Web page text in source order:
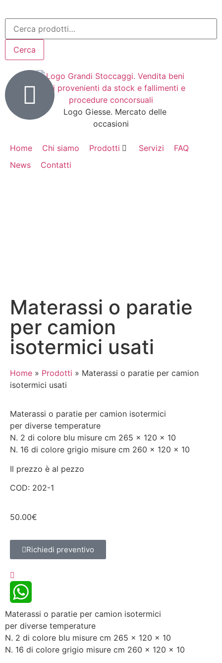
Cerca
Home Chi siamo Prodotti Servizi
FAQ
News
Contatti
Materassi o paratie
per camion
isotermici usati
Home » Prodotti » Materassi o paratie per camion
isotermici usati
Materassi o paratie per camion isotermici
per diverse temperature
N. 2 di colore blu misure cm 265 x 120 x 10
N. 16 di colore grigio misure cm 260 x 120 x 10
Il prezzo è al pezzo
COD: 202-1
50.00€
Richiedi preventivo
WhatsApp
Materassi o paratie per camion isotermici
per diverse temperature
N. 2 di colore blu misure cm 265 x 120 x 10
N. 16 di colore grigio misure cm 260 x 120 x 10